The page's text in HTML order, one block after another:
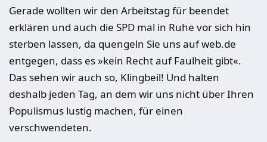
Gerade wollten wir den Arbeitstag für beendet
erklären und auch die SPD mal in Ruhe vor sich hin
sterben lassen, da quengeln Sie uns auf web.de
entgegen, dass es »kein Recht auf Faulheit gibt«.
Das sehen wir auch so, Klingbeil! Und halten
deshalb jeden Tag, an dem wir uns nicht über Ihren
Populismus lustig machen, für einen
verschwendeten.